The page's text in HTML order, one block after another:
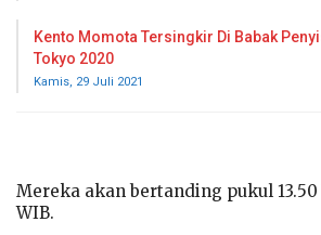
Kento Momota Tersingkir Di Babak
Tokyo 2020
Kamis, 29 Juli 2021
Mereka akan bertanding pukul 13.50
WIB.